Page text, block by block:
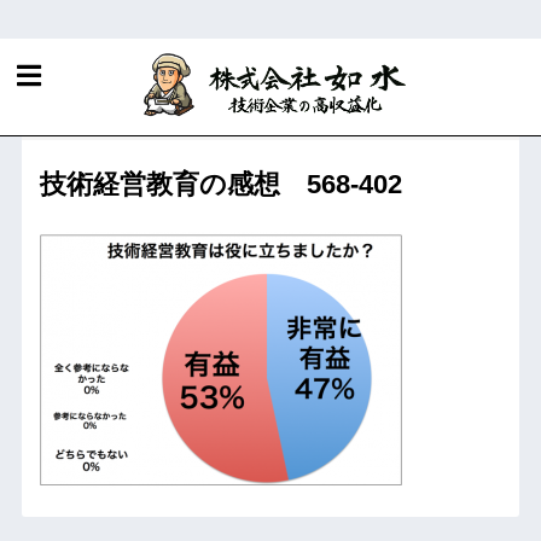
R&D・知財マネジメントに関する当社サービス
技術経営研修
技術経営教育の感想 568-402